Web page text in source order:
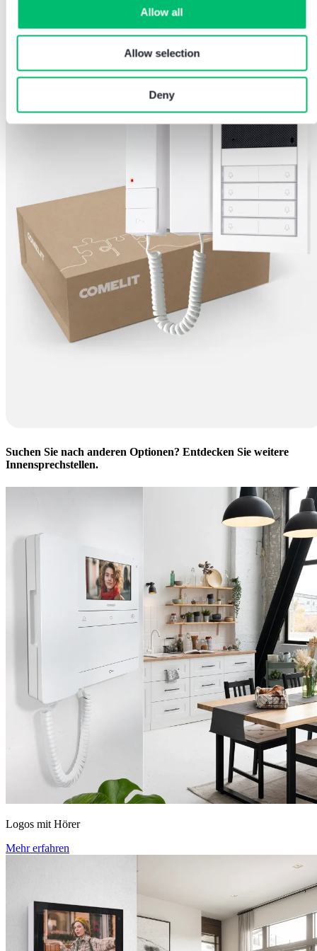
Allow all
Allow selection
Deny
Suchen Sie nach anderen Optionen? Entdecken Sie weitere
Innensprechstellen.
Logos mit Hörer
Mehr erfahren